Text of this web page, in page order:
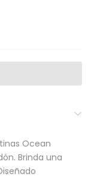
Ocean
Brinda una